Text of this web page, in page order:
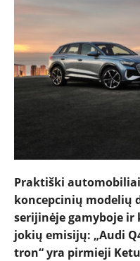
Praktiški
koncepcinių modelių
serijinėje gamyboje
jokių emisijų: „Audi
tron“ yra pirmieji